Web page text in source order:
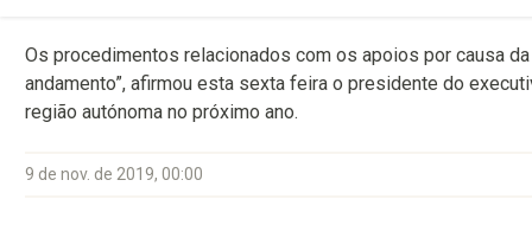
Os procedimentos relacionados com os apoios por causa
andamento”, afirmou esta sexta feira o presidente do
região autónoma no próximo ano.
9 de nov. de 2019, 00:00